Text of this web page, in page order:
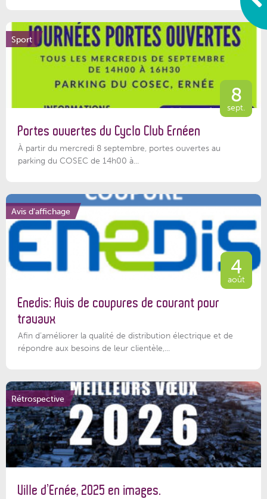
Sport
8
sept.
Portes ouvertes du Cyclo Club Ernéen
À partir du mercredi 8 septembre, portes ouvertes au
parking du COSEC de 14h00 à...
Avis d'affichage
4
août
Enedis: Avis de coupures de courant pour
travaux
Afin d’améliorer la qualité de distribution électrique et de
répondre aux besoins de leur clientèle,...
Rétrospective
Ville d’Ernée, 2025 en images.